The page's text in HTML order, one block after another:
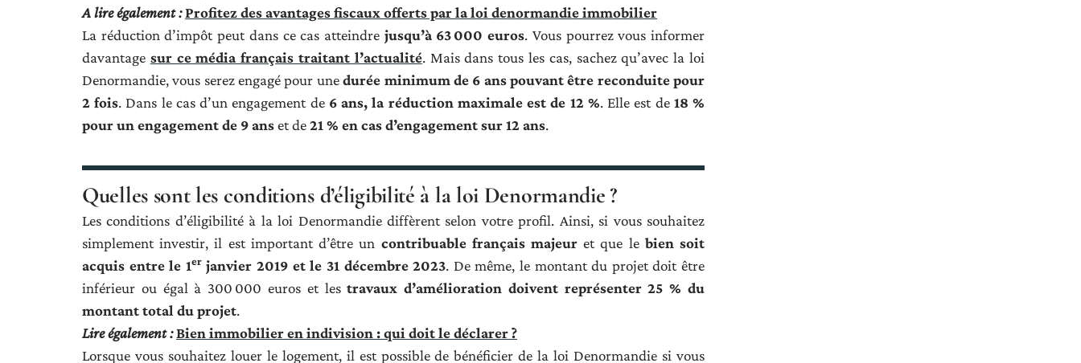
A lire également :Profitez des avantages fiscaux offerts par la loi denormandie immobilier
La réduction d’impôt peut dans ce cas atteindre jusqu’à 63 000 euros. Vous pourrez vous informer
davantage sur ce média français traitant l’actualité. Mais dans tous les cas, sachez qu’avec la loi
Denormandie, vous serez engagé pour unedurée minimum de 6 ans pouvant être reconduite pour
2 fois. Dans le cas d’un engagement de 6 ans, la réduction maximale est de 12 %. Elle est de 18 %
pour un engagement de 9 anset de21 % en cas d’engagement sur 12 ans.
Quelles sont les conditions d’éligibilité à la loi Denormandie ?
Les conditions d’éligibilité à la loi Denormandie diffèrent selon votre profil. Ainsi, si vous souhaitez
simplement investir, il est important d’être un contribuable français majeuret que le bien soit
acquis entre le 1erjanvier 2019 et le 31 décembre 2023. De même, le montant du projet doit être
inférieur ou égal à 300 000 euros et lestravaux d’amélioration doivent représenter 25 % du
montant total du projet.
Lire également :Bien immobilier en indivision : qui doit le déclarer ?
Lorsque vous souhaitez louer le logement, il est possible de bénéficier de la loi Denormandie si vous